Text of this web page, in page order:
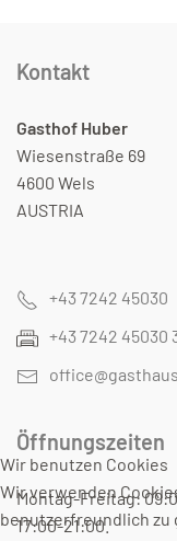
Kontakt
Gasthof Huber
Wiesenstraße 69
4600 Wels
AUSTRIA
+43 7242 45030
+43 7242 45030
Öffnungszeiten
Montag-Freitag:
17:00-21:00.
Wir benutzen Cookies
Wir verwenden
benutzerfreundlich zu